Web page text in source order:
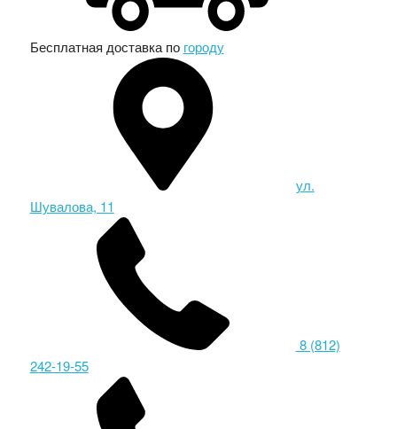
Бесплатная доставка по городу
ул.
Шувалова, 11
8 (812)
242-19-55